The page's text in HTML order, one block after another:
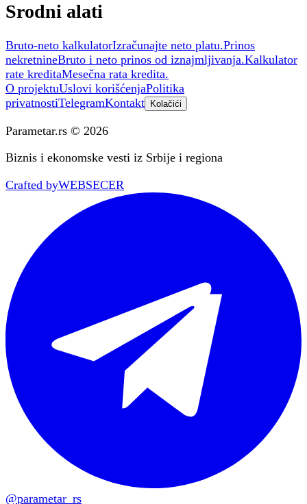
Srodni alati
Bruto-neto kalkulatorIzračunajte neto platu.Prinos
nekretnineBruto i neto prinos od iznajmljivanja.Kalkulator
rate kreditaMesečna rata kredita.
O projektuUslovi korišćenjaPolitika
privatnostiTelegramKontakt Kolačići
Parametar.rs © 2026
Biznis i ekonomske vesti iz Srbije i regiona
Crafted byWEBSECER
@parametar_rs